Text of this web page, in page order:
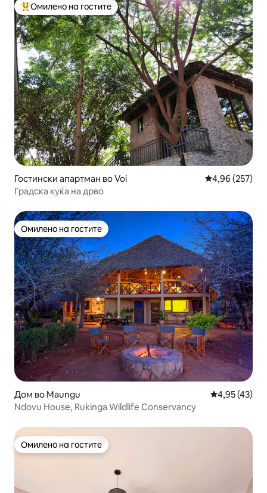
Меѓу најуспешните „Омилени на гостите“
Омилено на гостите
Гостински апартман во Voi Просечна
4,96 (257)
Градска куќа на дрво
Омилено на гостите
Омилено на гостите
Дом во Maungu Просечна
4,95 (43)
Ndovu House, Rukinga Wildlife Conservancy
Омилено на гостите
Омилено на гостите